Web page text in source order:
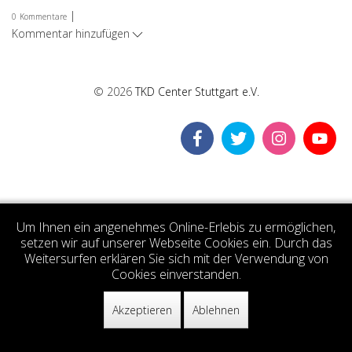
0 Kommentare |
Kommentar hinzufügen
© 2026TKD Center Stuttgart e.V.
Um Ihnen ein angenehmes Online-Erlebis zu ermöglichen,
setzen wir auf unserer Webseite Cookies ein. Durch das
Weitersurfen erklären Sie sich mit der Verwendung von
Cookies einverstanden.
Akzeptieren Ablehnen